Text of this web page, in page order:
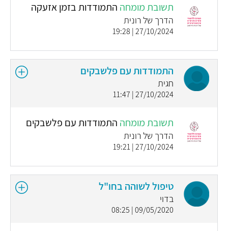
תשובת מומחה התמודדות בזמן אזעקה
הדרך של רונית
27/10/2024 | 19:28
התמודדות עם פלשבקים
חגית
27/10/2024 | 11:47
תשובת מומחה התמודדות עם פלשבקים
הדרך של רונית
27/10/2024 | 19:21
טיפול לשוהה בחו"ל
בדוי
09/05/2020 | 08:25